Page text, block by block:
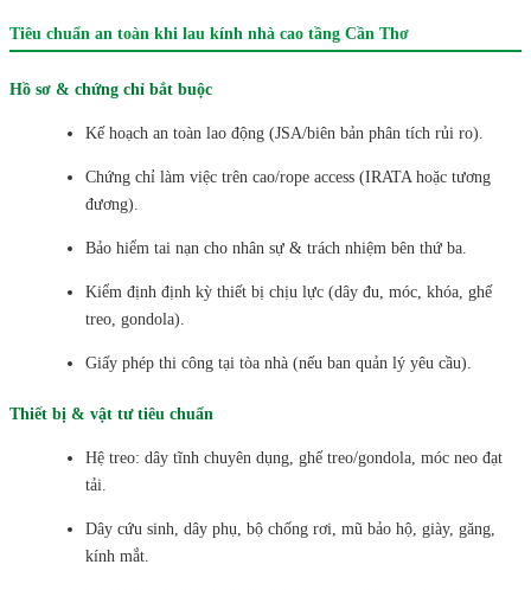
Tiêu chuẩn an toàn khi lau kính nhà cao tầng Cần Thơ
Hồ sơ & chứng chỉ bắt buộc
Kế hoạch an toàn lao động (JSA/biên bản phân tích rủi ro).
Chứng chỉ làm việc trên cao/rope access (IRATA hoặc tương
đương).
Bảo hiểm tai nạn cho nhân sự & trách nhiệm bên thứ ba.
Kiểm định định kỳ thiết bị chịu lực (dây đu, móc, khóa, ghế
treo, gondola).
Giấy phép thi công tại tòa nhà (nếu ban quản lý yêu cầu).
Thiết bị & vật tư tiêu chuẩn
Hệ treo: dây tĩnh chuyên dụng, ghế treo/gondola, móc neo đạt
tải.
Dây cứu sinh, dây phụ, bộ chống rơi, mũ bảo hộ, giày, găng,
kính mắt.